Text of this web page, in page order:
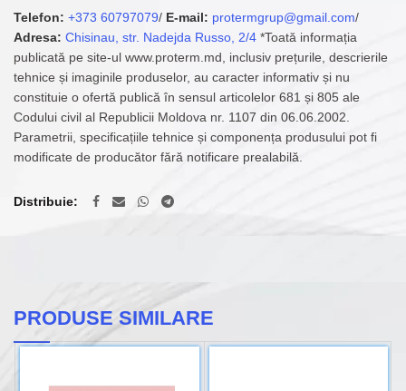
Telefon: +373 60797079/ E-mail: protermgrup@gmail.com/
Adresa: Chisinau, str. Nadejda Russo, 2/4 *Toată informația
publicată pe site-ul www.proterm.md, inclusiv prețurile, descrierile
tehnice și imaginile produselor, au caracter informativ și nu
constituie o ofertă publică în sensul articolelor 681 și 805 ale
Codului civil al Republicii Moldova nr. 1107 din 06.06.2002.
Parametrii, specificațiile tehnice și componența produsului pot fi
modificate de producător fără notificare prealabilă.
Distribuie
PRODUSE SIMILARE